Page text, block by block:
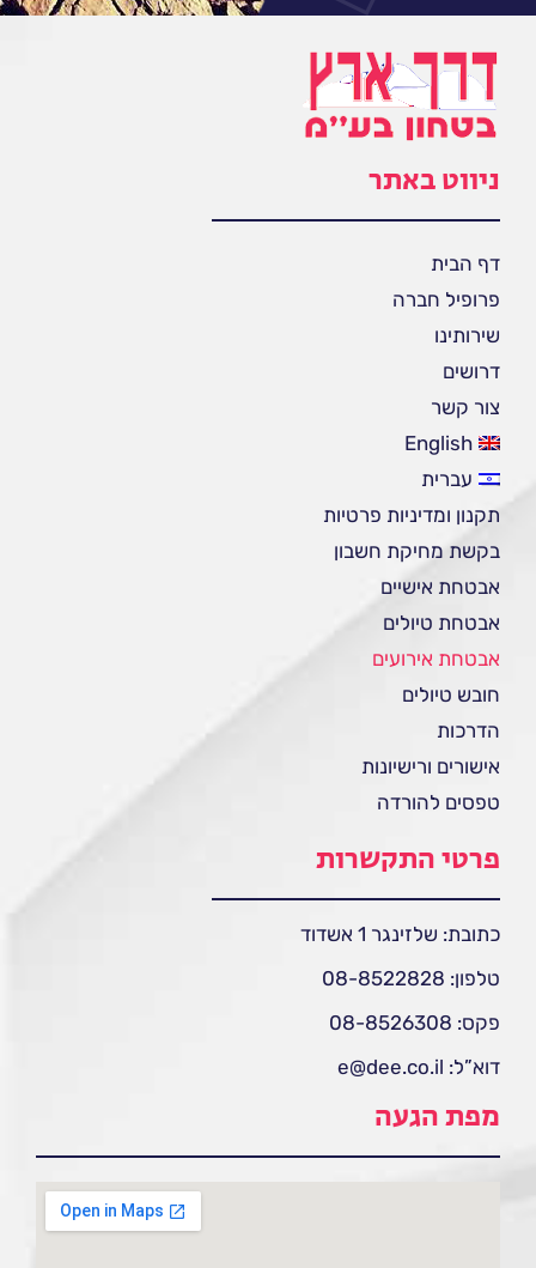
ניווט באתר
דף הבית
פרופיל חברה
שירותינו
דרושים
צור קשר
English
עברית
תקנון ומדיניות פרטיות
בקשת מחיקת חשבון
אבטחת אישיים
אבטחת טיולים
אבטחת אירועים
חובש טיולים
הדרכות
אישורים ורישיונות
טפסים להורדה
פרטי התקשרות
כתובת: שלזינגר 1 אשדוד
טלפון: 08-8522828
פקס: 08-8526308
דוא”ל: e@dee.co.il
מפת הגעה